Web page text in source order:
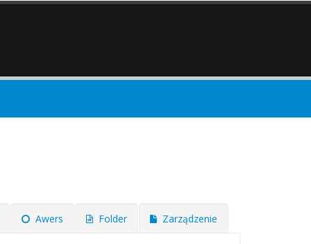
Awers Folder Zarządzenie